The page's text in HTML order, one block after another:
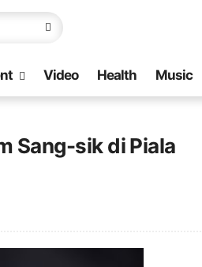
Video Health Music
Sang-sik di Piala